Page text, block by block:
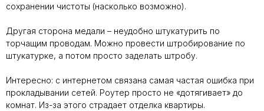
сохранении чистоты (насколько возможно).
Другая сторона медали – неудобно штукатурить по
торчащим проводам. Можно провести штробирование по
штукатурке, а потом просто заделать штробу.
Интересно: с интернетом связана самая частая ошибка при
прокладывании сетей. Роутер просто не «дотягивает» до
комнат. Из-за этого страдает отделка квартиры.